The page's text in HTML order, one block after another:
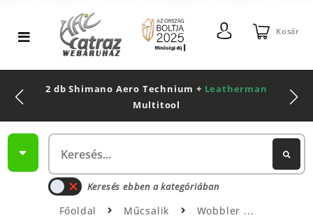
Kosár
2 db Shimano Aero Technium + Leatherman
Multitool
Keresés ebben a kategóriában
Főoldal Műcsalik
Wobbler